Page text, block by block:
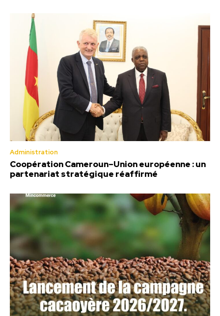
Administration
Coopération Cameroun–Union européenne : un
partenariat stratégique réaffirmé